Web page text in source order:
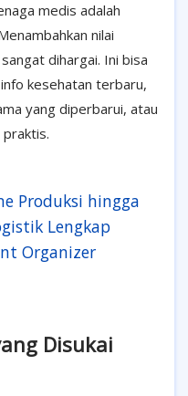
medis adalah
nilai
dihargai. Ini bisa
kesehatan terbaru,
yang diperbarui, atau
Produksi hingga
Lengkap
Organizer
Disukai